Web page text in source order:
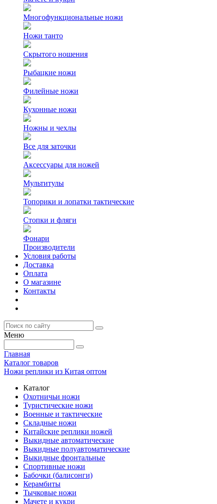
Многофункциональные ножи
Ножи танто
Скрытого ношения
Рыбацкие ножи
Филейные ножи
Кухонные ножи
Ножны и чехлы
Все для заточки
Аксессуары для ножей
Мультитулы
Топорики и лопатки тактические
Стопки и фляги
Фонари
Производители
Условия работы
Доставка
Оплата
О магазине
Контакты
Меню
Главная
Каталог товаров
Ножи реплики из Китая оптом
Каталог
Охотничьи ножи
Туристические ножи
Военные и тактические
Складные ножи
Китайские реплики ножей
Выкидные автоматические
Выкидные полуавтоматические
Выкидные фронтальные
Спортивные ножи
Бабочки (балисонги)
Керамбиты
Тычковые ножи
Мачете и кукри